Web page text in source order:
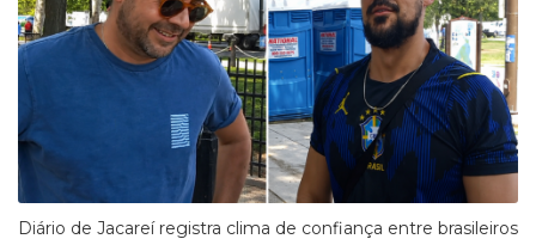
Diário de Jacareí registra clima de confiança entre brasileiros